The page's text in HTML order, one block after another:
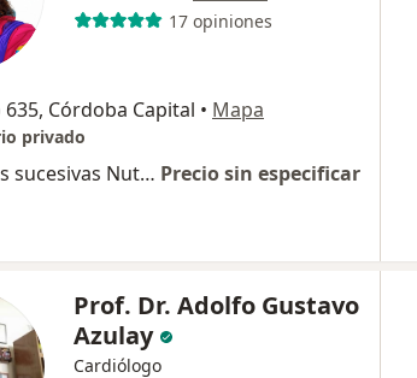
17 opiniones
635, Córdoba Capital • Mapa
privado
Consultas sucesivas Nutrición Precio sin especificar
Prof. Dr. Adolfo Gustavo
Azulay
Cardiólogo